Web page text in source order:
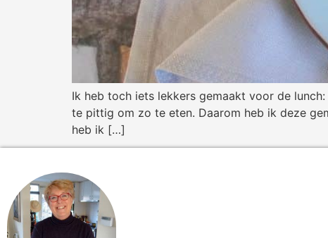
Ik heb toch iets lekkers gemaakt voor de
te pittig om zo te eten. Daarom heb ik deze
heb ik […]